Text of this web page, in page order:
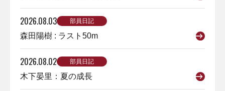
2026.08.03 部員日記
森田陽樹 : ラスト50m
2026.08.02 部員日記
木下晏里：夏の成長